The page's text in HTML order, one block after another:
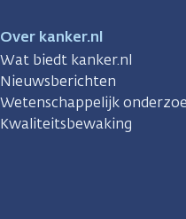
Over kanker.nl
Wat biedt kanker.nl
Nieuwsberichten
Wetenschappelijk
Kwaliteitsbewaking